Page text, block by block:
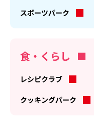
スポーツパーク
食・くらし
レシピクラブ
クッキングパーク